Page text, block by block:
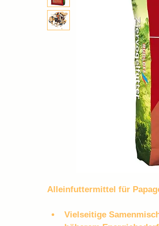
Alleinfuttermittel für
Vielseitige